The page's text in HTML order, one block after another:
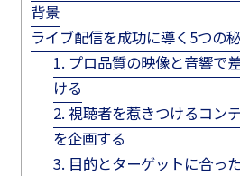
背景
ライブ配信を成功に導く5つの
1. プロ品質の映像と音響で
ける
2. 視聴者を惹きつけるコン
を企画する
3. 目的とターゲットに合っ